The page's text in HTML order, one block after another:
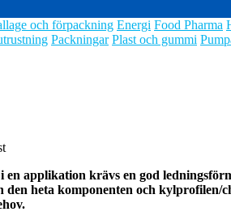
och förpackning Energi Food Pharma
Packningar Plast och gummi
applikation krävs en god
heta komponenten och